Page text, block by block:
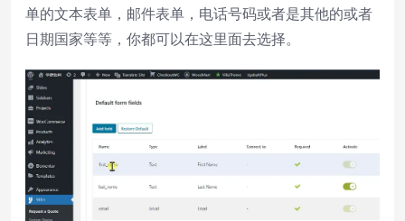
单的文本表单，邮件表单，电话号码或者是其他的或者
日期国家等等，你都可以在这里面去选择。